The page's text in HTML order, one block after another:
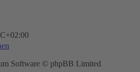
Software © phpBB Limited